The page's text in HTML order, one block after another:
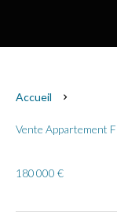
Accueil
Vente Appartement
180 000 €